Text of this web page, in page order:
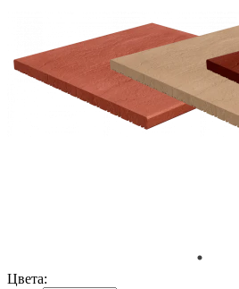
Цвета: